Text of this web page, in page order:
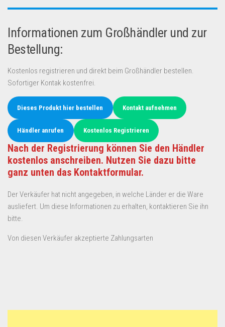
Informationen zum Großhändler und zur
Bestellung:
Kostenlos registrieren und direkt beim Großhändler bestellen.
Sofortiger Kontak kostenfrei.
Dieses Produkt hier bestellen Kontakt aufnehmen
Händler anrufen Kostenlos Registrieren
Nach der Registrierung können Sie den Händler
kostenlos anschreiben. Nutzen Sie dazu bitte
ganz unten das Kontaktformular.
Der Verkäufer hat nicht angegeben, in welche Länder er die Ware
ausliefert. Um diese Informationen zu erhalten, kontaktieren Sie ihn
bitte.
Von diesen Verkäufer akzeptierte Zahlungsarten